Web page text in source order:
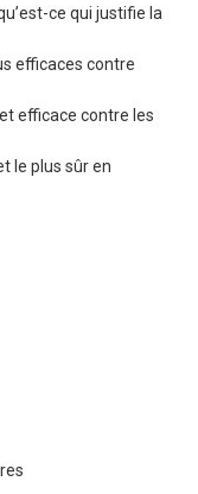
ce qui justifie la
efficaces contre
efficace contre les
le plus sûr en